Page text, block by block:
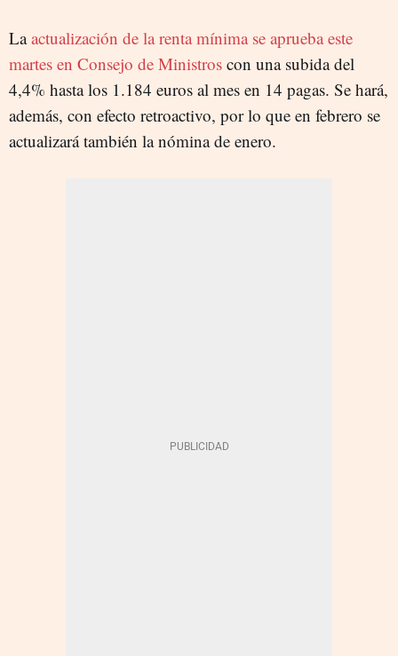
Laactualización de la renta mínima se aprueba este
martes en Consejo de Ministros con una subida del
4,4% hasta los 1.184 euros al mes en 14 pagas. Se hará,
además, con efecto retroactivo, por lo que en febrero se
actualizará también la nómina de enero.